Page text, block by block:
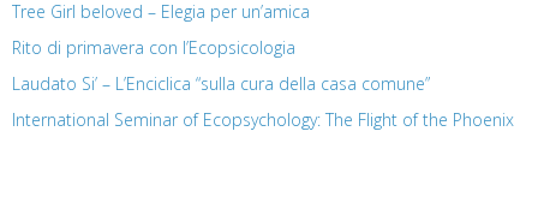
Tree Girl beloved – Elegia per un’amica
Rito di primavera con l’Ecopsicologia
Laudato Si’ – L’Enciclica “sulla cura della casa comune”
International Seminar of Ecopsychology: The Flight of the Phoenix